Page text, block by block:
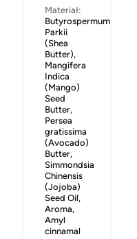
Materiał:
Butyrospermum
Parkii
(Shea
Butter),
Mangifera
Indica
(Mango)
Seed
Butter,
Persea
gratissima
(Avocado)
Butter,
Simmondsia
Chinensis
(Jojoba)
Seed Oil,
Aroma,
Amyl
cinnamal